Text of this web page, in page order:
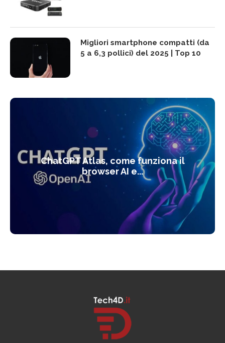
Migliori smartphone compatti (da
5 a 6,3 pollici) del 2025 | Top 10
ChatGPT Atlas, come funziona il
browser AI e...